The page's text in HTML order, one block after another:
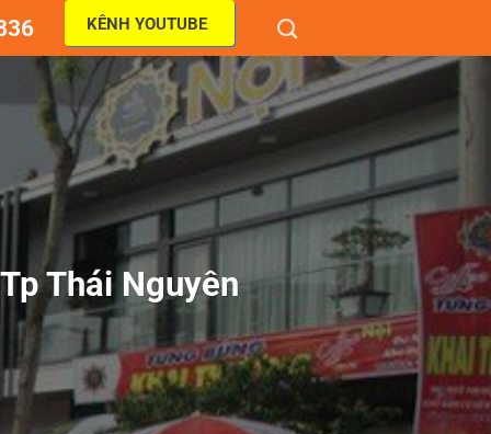
KÊNH YOUTUBE
Thái Nguyên